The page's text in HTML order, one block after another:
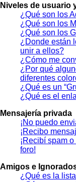
Niveles de usuario
¿Qué son los
¿Qué son los
¿Qué son los
¿Donde están
unir a ellos?
¿Cómo me
¿Por qué
diferentes
¿Qué es un
¿Qué es el
Mensajería privada
¡No puedo
¡Recibo
¡Recibí spam
foro!
Amigos e
¿Qué es la